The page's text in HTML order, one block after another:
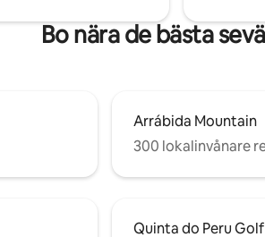
Bo nära de bästa
Arrábida Mountain
300 lokalinvånare
Quinta do Peru